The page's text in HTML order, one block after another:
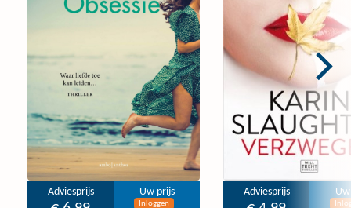
Adviesprijs Uw prijs
Inloggen
Adviesprijs